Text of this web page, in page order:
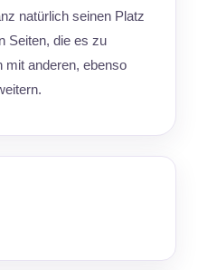
natürlich seinen Platz
Seiten, die es zu
mit anderen, ebenso